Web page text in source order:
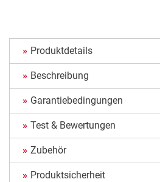
Produktdetails
Beschreibung
Garantiebedingungen
Test & Bewertungen
Zubehör
Produktsicherheit